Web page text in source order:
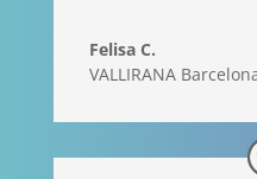
Felisa C.
VALLIRANA